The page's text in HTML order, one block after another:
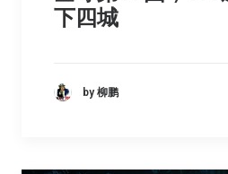
下四城
by 柳鹏